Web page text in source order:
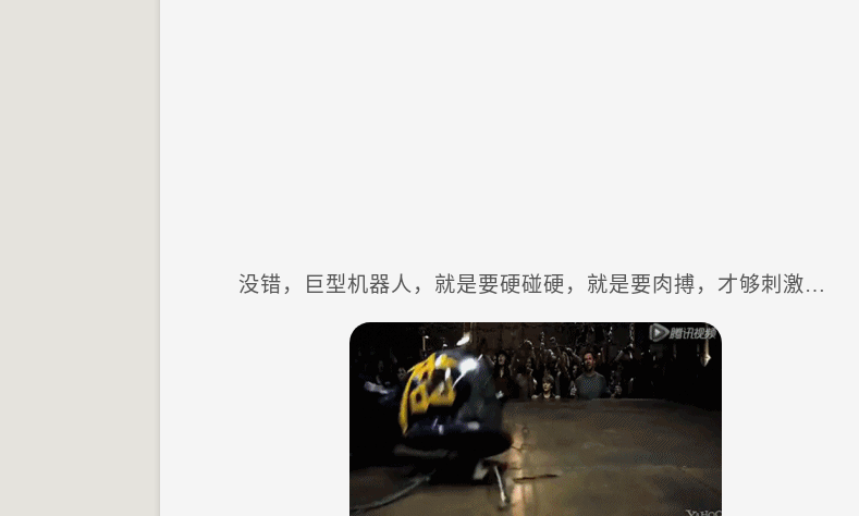
没错，巨型机器人，就是要硬碰硬，就是要肉搏，才够刺激…